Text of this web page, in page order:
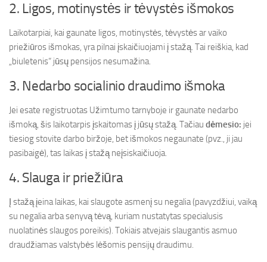
2. Ligos, motinystės ir tėvystės išmokos
Laikotarpiai, kai gaunate ligos, motinystės, tėvystės ar vaiko
priežiūros išmokas, yra pilnai įskaičiuojami į stažą. Tai reiškia, kad
„biuletenis“ jūsų pensijos nesumažina.
3. Nedarbo socialinio draudimo išmoka
Jei esate registruotas Užimtumo tarnyboje ir gaunate nedarbo
išmoką, šis laikotarpis įskaitomas į jūsų stažą. Tačiau dėmesio: jei
tiesiog stovite darbo biržoje, bet išmokos negaunate (pvz., ji jau
pasibaigė), tas laikas į stažą neįsiskaičiuoja.
4. Slauga ir priežiūra
Į stažą įeina laikas, kai slaugote asmenį su negalia (pavyzdžiui, vaiką
su negalia arba senyvą tėvą, kuriam nustatytas specialusis
nuolatinės slaugos poreikis). Tokiais atvejais slaugantis asmuo
draudžiamas valstybės lėšomis pensijų draudimu.